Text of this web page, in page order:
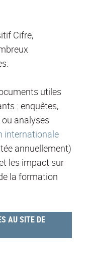
Cifre,
utiles
: enquêtes,
analyses
internationale
annuellement)
les impact sur
la formation
AU SITE DE